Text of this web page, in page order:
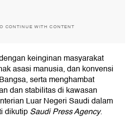
CONTINUE WITH CONTENT
keinginan masyarakat
asasi manusia, dan konvensi
serta menghambat
dan stabilitas di kawasan
Luar Negeri Saudi dalam
dikutipSaudi Press Agency.